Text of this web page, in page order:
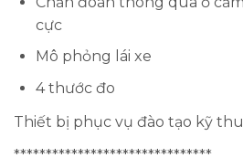
cực
Mô phỏng lái xe
4 thước đo
Thiết bị phục vụ đào tạo kỹ
*******************************